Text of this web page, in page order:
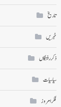
تاریخ
خبریں
ذکر رفتگاں
سیاسیات
فکر امروز